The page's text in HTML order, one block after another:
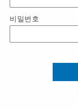
비밀번호